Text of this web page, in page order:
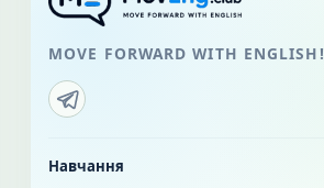
MOVE FORWARD WITH ENGLISH!
Навчання